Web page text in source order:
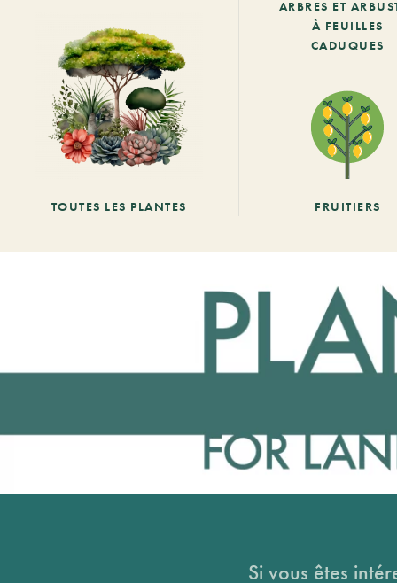
TOUTES LES PLANTES
ARBRES ET
À FEUILLES
CADUQUES
FRUITIERS
Si vous êtes